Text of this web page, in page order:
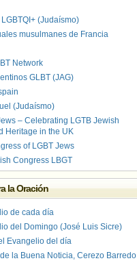
(Judaísmo)
musulmanes de Francia
Network
GLBT (JAG)
(Judaísmo)
– Celebrating LGTB Jewish
Heritage in the UK
of LGBT Jews
Congress LBGT
la Oración
de cada día
del Domingo (José Luis Sicre)
Evangelio del día
la Buena Noticia, Cerezo Barredo